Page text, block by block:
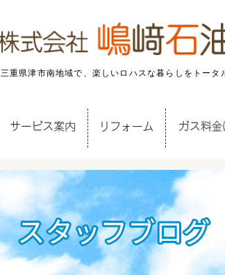
三重県津市南地域で、楽しいロハスな暮らしをトータ